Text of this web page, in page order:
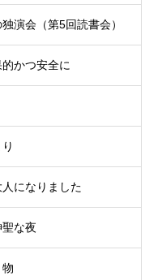
演会（第5回読書会）
かつ安全に
になりました
な夜